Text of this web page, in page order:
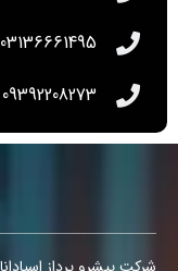
03136661495
09392208273